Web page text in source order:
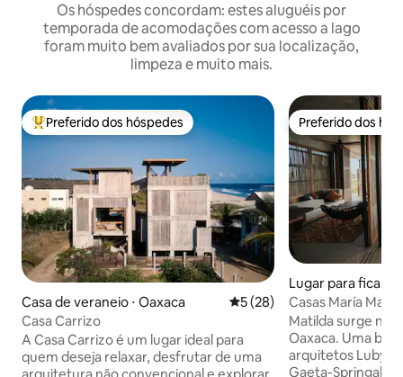
Os hóspedes concordam: estes aluguéis por
temporada de acomodações com acesso a lago
foram muito bem avaliados por sua localização,
limpeza e muito mais.
Entre os melhores preferidos dos hóspedes
Preferido dos hóspedes
Casa de veraneio ⋅ Oaxaca 5 de uma avaliação média
5 (28)
Casa Carrizo
A Casa Carrizo é um lugar ideal para
quem deseja relaxar, desfrutar de uma
arquitetura não convencional e explorar
Preferido dos
Preferido dos
Lugar para ficar ⋅
ndido
Casas María
região de Casa
Matilda surge na
Oaxaca. Uma bela peça projetada pelos
arquitetos Luby
Gaeta-Springall-